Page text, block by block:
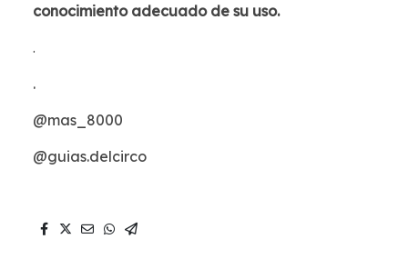
conocimiento adecuado de su uso.
.
.
@mas_8000
@guias.delcirco